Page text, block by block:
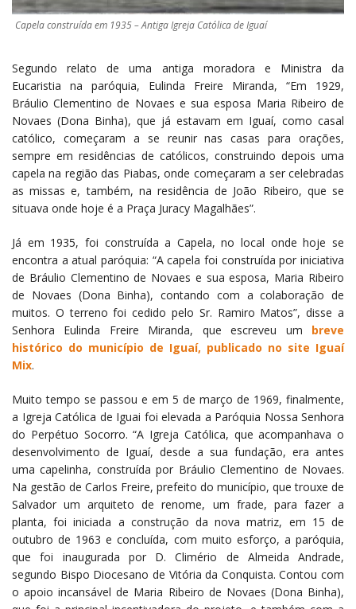
Capela construída em 1935 – Antiga Igreja Católica de Iguaí
Segundo relato de uma antiga moradora e Ministra da
Eucaristia na paróquia, Eulinda Freire Miranda, “Em 1929,
Bráulio Clementino de Novaes e sua esposa Maria Ribeiro de
Novaes (Dona Binha), que já estavam em Iguaí, como casal
católico, começaram a se reunir nas casas para orações,
sempre em residências de católicos, construindo depois uma
capela na região das Piabas, onde começaram a ser celebradas
as missas e, também, na residência de João Ribeiro, que se
situava onde hoje é a Praça Juracy Magalhães”.
Já em 1935, foi construída a Capela, no local onde hoje se
encontra a atual paróquia: “A capela foi construída por iniciativa
de Bráulio Clementino de Novaes e sua esposa, Maria Ribeiro
de Novaes (Dona Binha), contando com a colaboração de
muitos. O terreno foi cedido pelo Sr. Ramiro Matos”, disse a
Senhora Eulinda Freire Miranda, que escreveu um breve
histórico do município de Iguaí, publicado no site Iguaí
Mix.
Muito tempo se passou e em 5 de março de 1969, finalmente,
a Igreja Católica de Iguai foi elevada a Paróquia Nossa Senhora
do Perpétuo Socorro. “A Igreja Católica, que acompanhava o
desenvolvimento de Iguaí, desde a sua fundação, era antes
uma capelinha, construída por Bráulio Clementino de Novaes.
Na gestão de Carlos Freire, prefeito do município, que trouxe de
Salvador um arquiteto de renome, um frade, para fazer a
planta, foi iniciada a construção da nova matriz, em 15 de
outubro de 1963 e concluída, com muito esforço, a paróquia,
que foi inaugurada por D. Climério de Almeida Andrade,
segundo Bispo Diocesano de Vitória da Conquista. Contou com
o apoio incansável de Maria Ribeiro de Novaes (Dona Binha),